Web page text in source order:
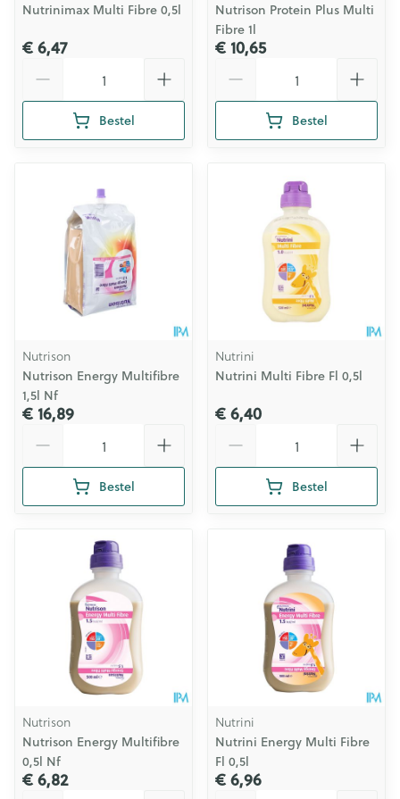
Nutrinimax Multi Fibre 0,5l
€ 6,47
Bestel
Nutrison Protein Plus Multi
Fibre 1l
€ 10,65
Bestel
Nutrison
Nutrison Energy Multifibre
1,5l Nf
€ 16,89
Bestel
Nutrini
Nutrini Multi Fibre Fl 0,5l
€ 6,40
Bestel
Nutrison
Nutrison Energy Multifibre
0,5l Nf
€ 6,82
Nutrini
Nutrini Energy Multi Fibre
Fl 0,5l
€ 6,96